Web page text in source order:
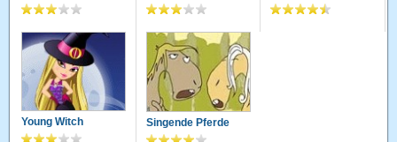
Young Witch Singende Pferde